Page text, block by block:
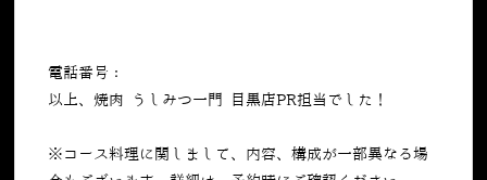
電話番号：
以上、焼肉 うしみつ一門 目黒店PR担当でした！
※コース料理に関しまして、内容、構成が一部異なる場